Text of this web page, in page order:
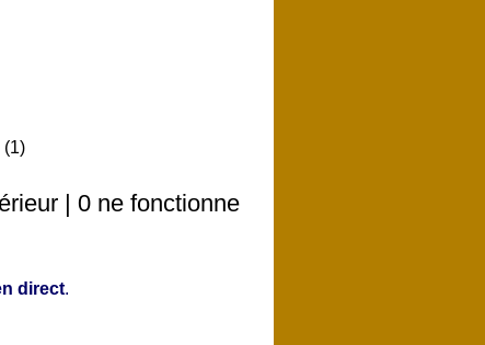
(1)
| 0 ne fonctionne
direct.